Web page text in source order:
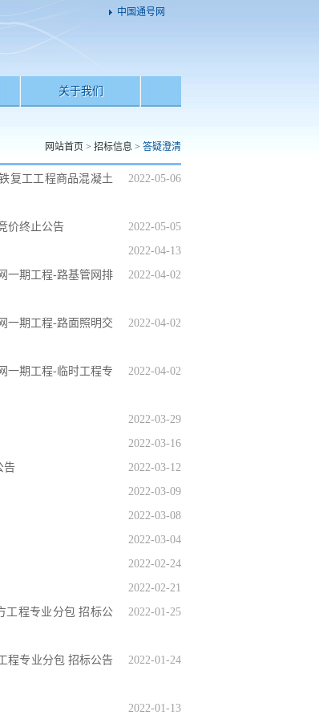
中国通号网
关于我们
网站首页 > 招标信息 > 答疑澄清
复工工程商品混凝土
2022-05-06
价终止公告
2022-05-05
2022-04-13
一期工程-路基管网排
2022-04-02
一期工程-路面照明交
2022-04-02
一期工程-临时工程专
2022-04-02
2022-03-29
2022-03-16
告
2022-03-12
2022-03-09
2022-03-08
2022-03-04
2022-02-24
2022-02-21
工程专业分包 招标公
2022-01-25
程专业分包 招标公告
2022-01-24
2022-01-13